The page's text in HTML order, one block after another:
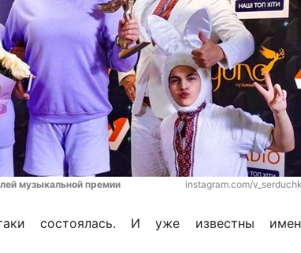
музыкальной премии instagram.com/
состоялась. И уже известны